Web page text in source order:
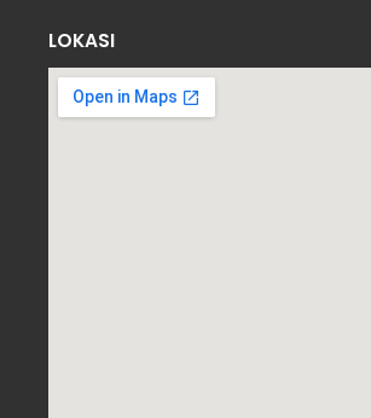
LOKASI